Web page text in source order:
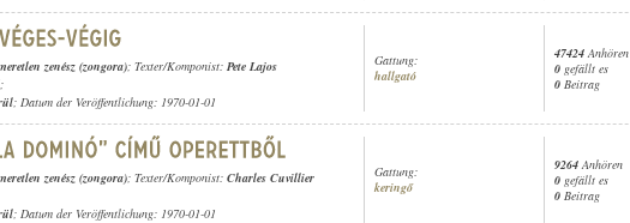
zenész (zongora); Texter/Komponist: Pete Lajos
;
; Datum der Veröffentlichung: 1970-01-01
Gattung:
hallgató
47424 Anhören
0 gefällt es
0 Beitrag
zenész (zongora); Texter/Komponist: Charles Cuvillier
; Datum der Veröffentlichung: 1970-01-01
Gattung:
keringő
9264 Anhören
0 gefällt es
0 Beitrag